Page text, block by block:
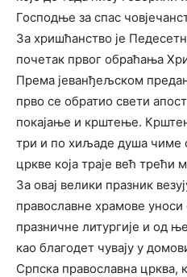
Господње за спас
За хришћанство је
почетак првог обраћања
Према јеванђељском
прво се обратио свети
покајање и крштење.
три и по хиљаде душа чиме
цркве која траје већ трећи
За овај велики празник
православне храмове уноси
празничне литургије и од
као благодет чувају у
Српска православна црква,